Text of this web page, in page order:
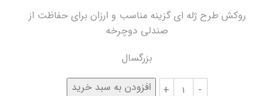
روکش طرح ژله ای گزینه مناسب و ارزان برای حفاظت از
صندلی دوچرخه
بزرگسال
افزودن به سبد خرید